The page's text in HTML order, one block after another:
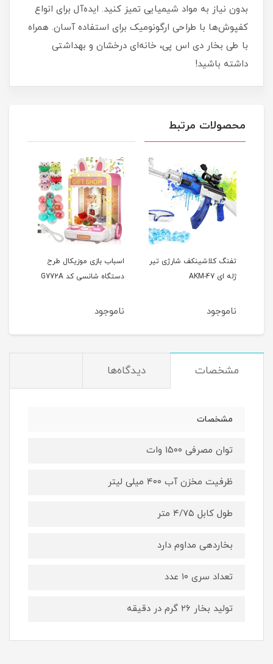
بدون نیاز به مواد شیمیایی تمیز کنید. ایده‌آل برای انواع
کفپوش‌ها با طراحی ارگونومیک برای استفاده آسان. همراه
با طی بخار دی اس پی، خانه‌ای درخشان و بهداشتی
داشته باشید!
محصولات مرتبط
تفنگ کلاشینکف شارژی تیر
ژله ای AKM-47
ناموجود
اسباب بازی موزیکال طرح
دستگاه شانسی کد G772A
ناموجود
مشخصات دیدگاه‌ها
مشخصات
توان مصرفی ۱۵۰۰ وات
ظرفیت مخزن آب ۴۰۰ میلی لیتر
طول کابل ۴/۷۵ متر
بخاردهی مداوم دارد
تعداد سری ۱۰ عدد
تولید بخار ۲۶ گرم در دقیقه